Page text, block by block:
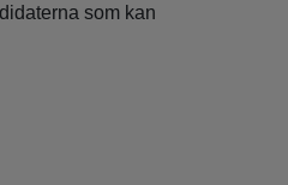
som kan